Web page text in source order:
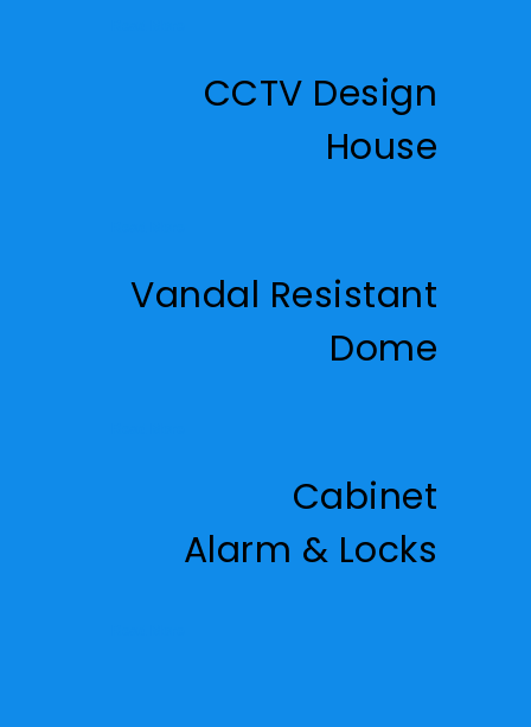
CCTV Design
House
Vandal Resistant
Dome
Cabinet
Alarm & Locks